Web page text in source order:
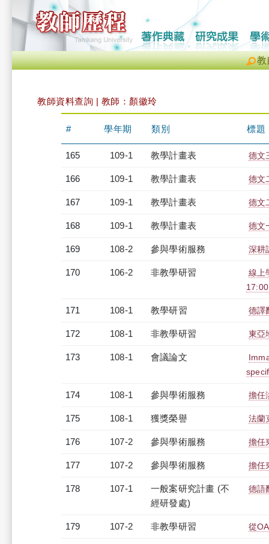
教
教師資料查詢 | 教師：顏徽玲
# 學年期 類別 標題
165 109-1 教學計畫表 德文
166 109-1 教學計畫表 德文
167 109-1 教學計畫表 德文
168 109-1 教學計畫表 德文
169 108-2 參與學術服務 深耕
170 106-2 非教學研習
線上
171 108-1 教學研習 德譯
172 108-1 非教學研習 東亞
173 108-1 會議論文
174 108-1 參與學術服務 擔任
175 108-1 獲獎榮譽 法蘭
176 107-2 參與學術服務 擔任
177 107-2 參與學術服務 擔任
178 107-1
一般案研究計畫 (不
經研發處)
德語
179 107-2 非教學研習 從